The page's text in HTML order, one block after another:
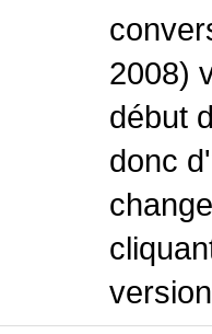
2008)
début
donc